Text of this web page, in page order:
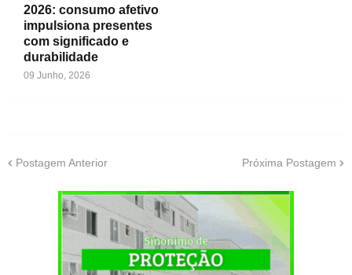
2026: consumo afetivo
impulsiona presentes
com significado e
durabilidade
09 Junho, 2026
Postagem Anterior Próxima Postagem